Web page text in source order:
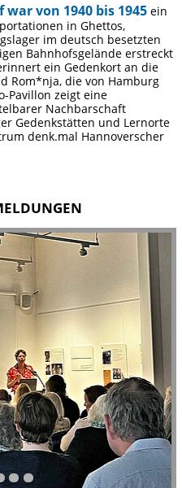
von 1940 bis 1945 ein
in Ghettos,
im deutsch besetzten
Bahnhofsgelände erstreckt
ein Gedenkort an die
Rom*nja, die von Hamburg
Pavillon zeigt eine
Nachbarschaft
Gedenkstätten und Lernorte
denk.mal Hannoverscher